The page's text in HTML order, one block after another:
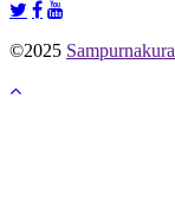
©2025 Sampurnakura